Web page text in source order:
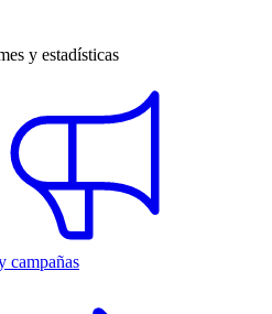
y estadísticas
campañas